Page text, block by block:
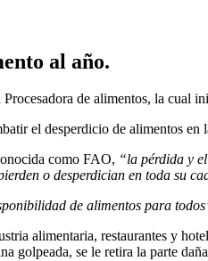
al año.
de alimentos, la cual
el desperdicio de alimentos en
como FAO, “la pérdida y
o desperdician en toda su
de alimentos para
alimentaria, restaurantes y
golpeada, se le retira la parte